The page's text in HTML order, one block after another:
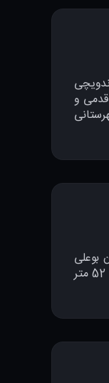
قدمی و
بیمارستان بوعلی
985 متر و فاصله تا آزمایشگاه کاویان 24 متر و فاصله تا داروخانه کوشا 52 متر